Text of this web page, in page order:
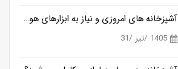
آشپزخانه های امروزی و نیاز به ابزارهای هوشمندتر
1405 /تیر /31